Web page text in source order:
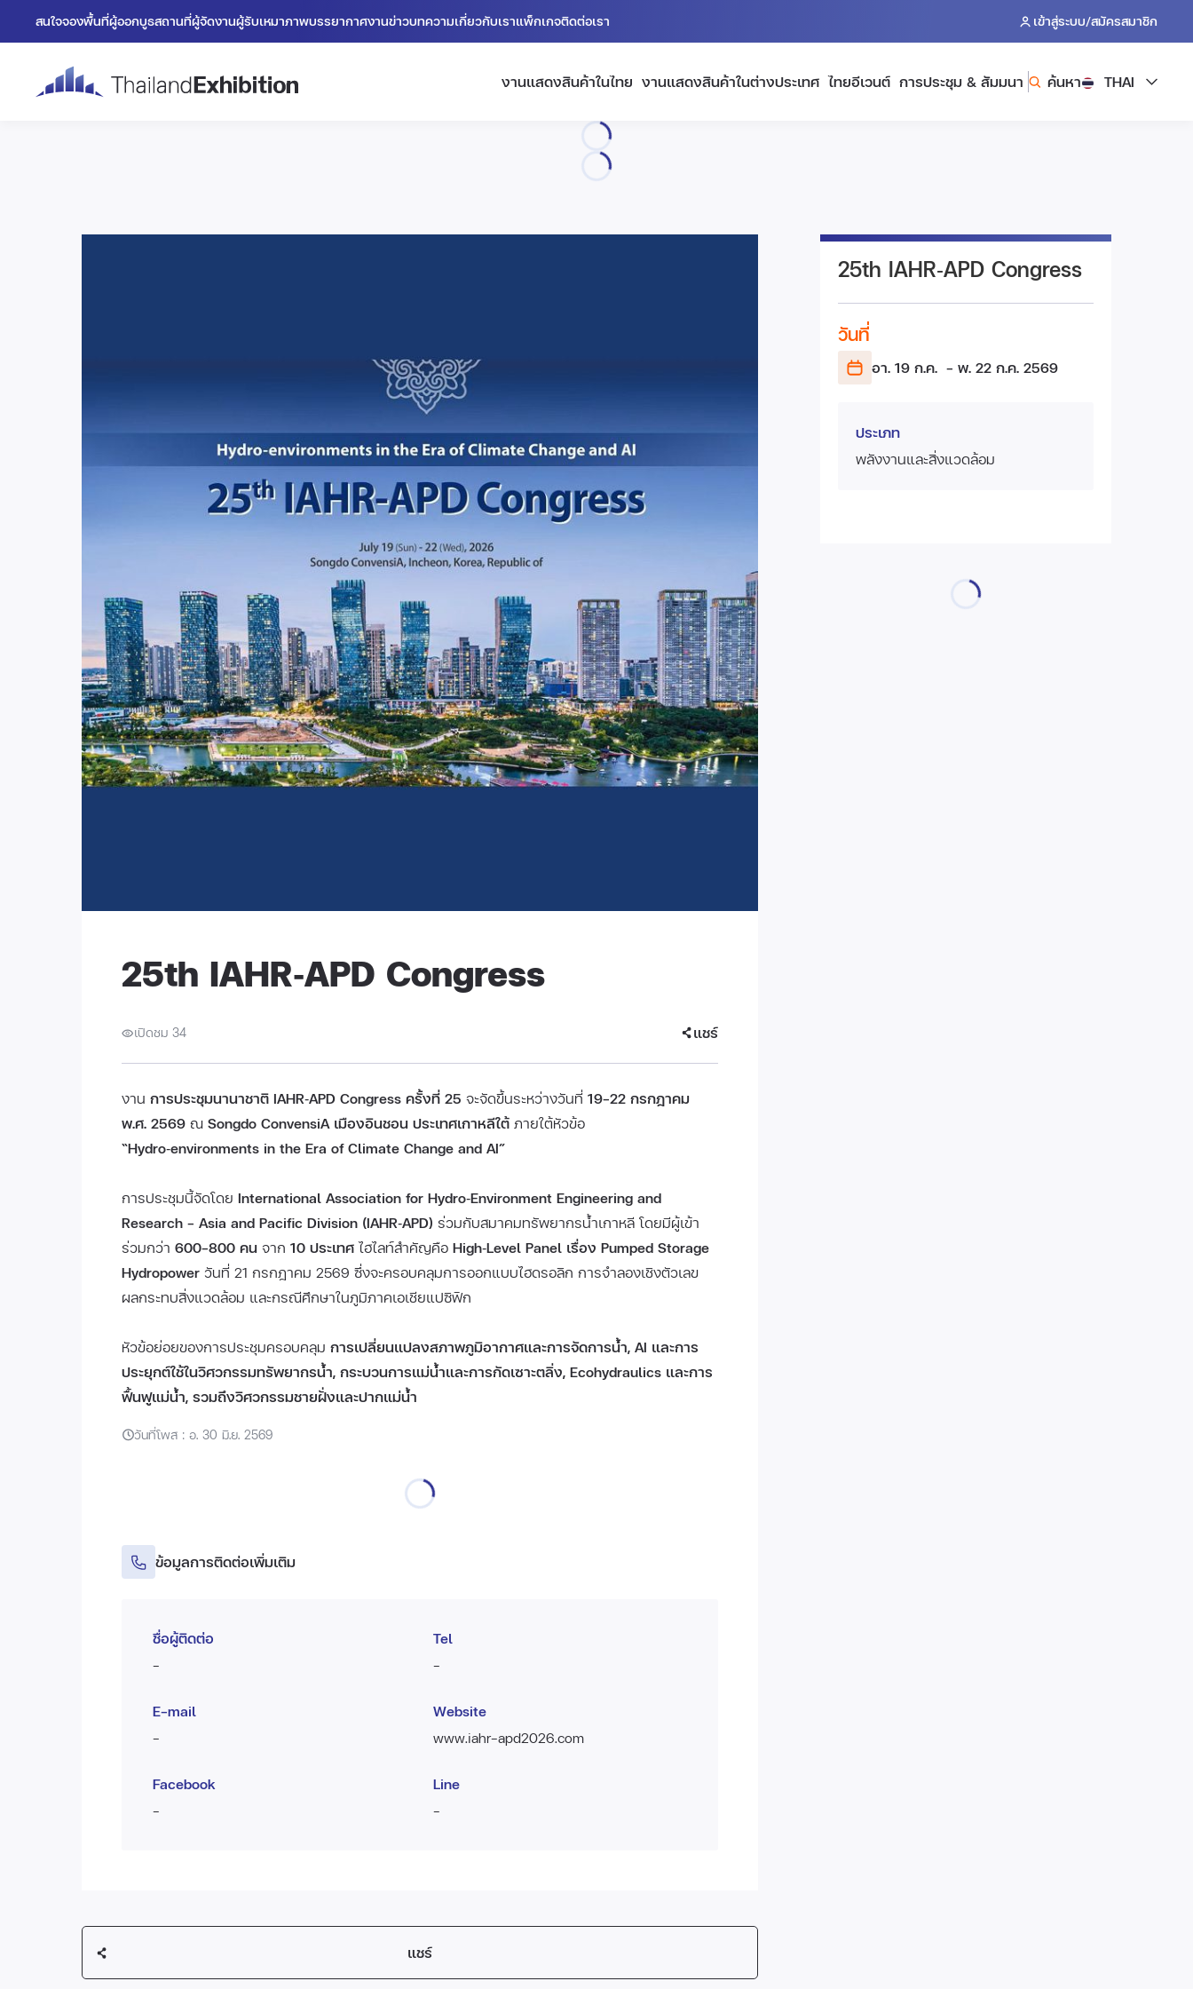
สนใจจองพื้นที่ผู้ออกบูธสถานที่ผู้จัดงานผู้รับเหมาภาพบรรยากาศงานข่าวบทความเกี่ยวกับเราแพ็กเกจติดต่อเรา เข้าสู่ระบบ/สมัครสมาชิก
งานแสดงสินค้าในไทย งานแสดงสินค้าในต่างประเทศ ไทยอีเวนต์ การประชุม & สัมมนา ค้นหา THAI
25th IAHR‑APD Congress
วันที่
อา. 19 ก.ค. - พ. 22 ก.ค. 2569
ประเภท
พลังงานและสิ่งแวดล้อม
25th IAHR‑APD Congress
เปิดชม 34 แชร์
งาน การประชุมนานาชาติ IAHR‑APD Congress ครั้งที่ 25 จะจัดขึ้นระหว่างวันที่ 19–22 กรกฎาคม
พ.ศ. 2569 ณ Songdo ConvensiA เมืองอินชอน ประเทศเกาหลีใต้ ภายใต้หัวข้อ
“Hydro‑environments in the Era of Climate Change and AI”
การประชุมนี้จัดโดย International Association for Hydro‑Environment Engineering and
Research – Asia and Pacific Division (IAHR‑APD) ร่วมกับสมาคมทรัพยากรน้ำเกาหลี โดยมีผู้เข้า
ร่วมกว่า 600–800 คน จาก 10 ประเทศไฮไลท์สำคัญคือ High‑Level Panel เรื่อง Pumped Storage
Hydropower วันที่ 21 กรกฎาคม 2569 ซึ่งจะครอบคลุมการออกแบบไฮดรอลิก การจำลองเชิงตัวเลข
ผลกระทบสิ่งแวดล้อม และกรณีศึกษาในภูมิภาคเอเชียแปซิฟิก
หัวข้อย่อยของการประชุมครอบคลุม การเปลี่ยนแปลงสภาพภูมิอากาศและการจัดการน้ำ, AI และการ
ประยุกต์ใช้ในวิศวกรรมทรัพยากรน้ำ, กระบวนการแม่น้ำและการกัดเซาะตลิ่ง, Ecohydraulics และการ
ฟื้นฟูแม่น้ำ, รวมถึงวิศวกรรมชายฝั่งและปากแม่น้ำ
วันที่โพส : อ. 30 มิ.ย. 2569
ข้อมูลการติดต่อเพิ่มเติม
ชื่อผู้ติดต่อ
-
Tel
-
E-mail
-
Website
www.iahr-apd2026.com
Facebook
-
Line
-
แชร์